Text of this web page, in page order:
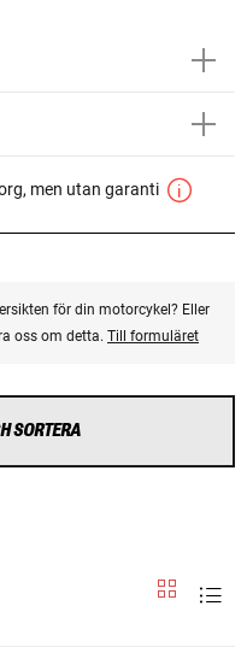
men utan garanti
för din motorcykel? Eller
oss om detta. Till formuläret
SORTERA